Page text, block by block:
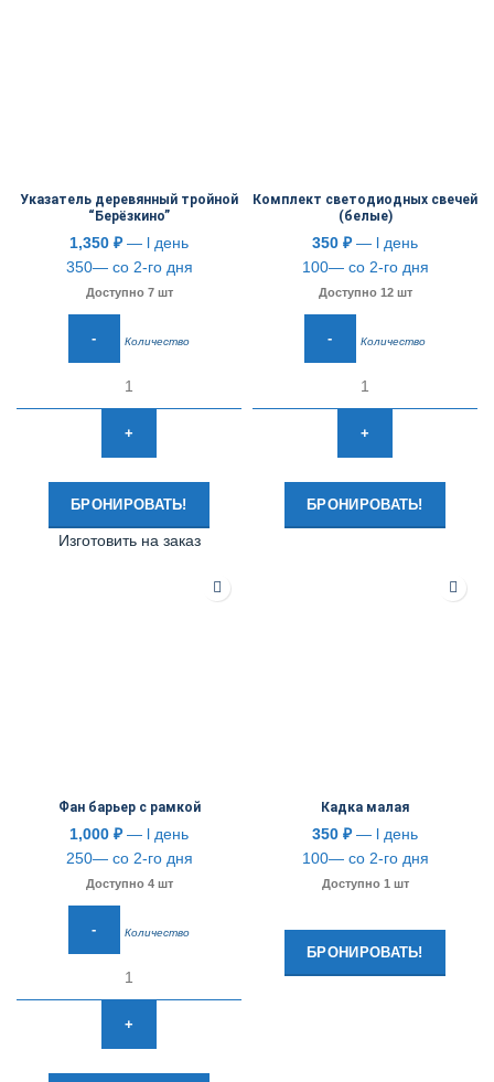
Указатель деревянный тройной
“Берёзкино”
1,350 ₽— l день
350— со 2-го дня
Доступно 7 шт
Количество
БРОНИРОВАТЬ!
Изготовить на заказ
Комплект светодиодных свечей
(белые)
350 ₽— l день
100— со 2-го дня
Доступно 12 шт
Количество
БРОНИРОВАТЬ!
Фан барьер с рамкой
1,000 ₽— l день
250— со 2-го дня
Доступно 4 шт
Количество
Кадка малая
350 ₽— l день
100— со 2-го дня
Доступно 1 шт
БРОНИРОВАТЬ!